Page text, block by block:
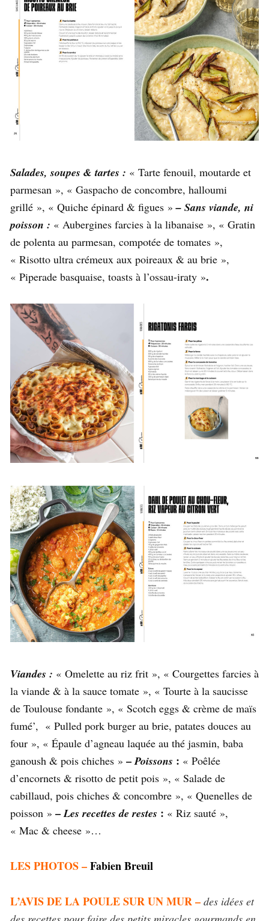
Salades, soupes & tartes : « Tarte fenouil, moutarde et
parmesan », « Gaspacho de concombre, halloumi
grillé », « Quiche épinard & figues »– Sans viande, ni
poisson : « Aubergines farcies à la libanaise », « Gratin
de polenta au parmesan, compotée de tomates »,
« Risotto ultra crémeux aux poireaux & au brie »,
« Piperade basquaise, toasts à l’ossau-iraty ».
Viandes : « Omelette au riz frit », « Courgettes farcies à
la viande & à la sauce tomate », « Tourte à la saucisse
de Toulouse fondante », « Scotch eggs & crème de maïs
fumé’, « Pulled pork burger au brie, patates douces au
four », « Épaule d’agneau laquée au thé jasmin, baba
ganoush & pois chiches » –Poissons : « Poêlée
d’encornets & risotto de petit pois », « Salade de
cabillaud, pois chiches & concombre », « Quenelles de
poisson » –Les recettes de restes : « Riz sauté »,
« Mac & cheese »…
LES PHOTOS –Fabien Breuil
L’AVIS DE LA POULE SUR UN MUR – des idées et